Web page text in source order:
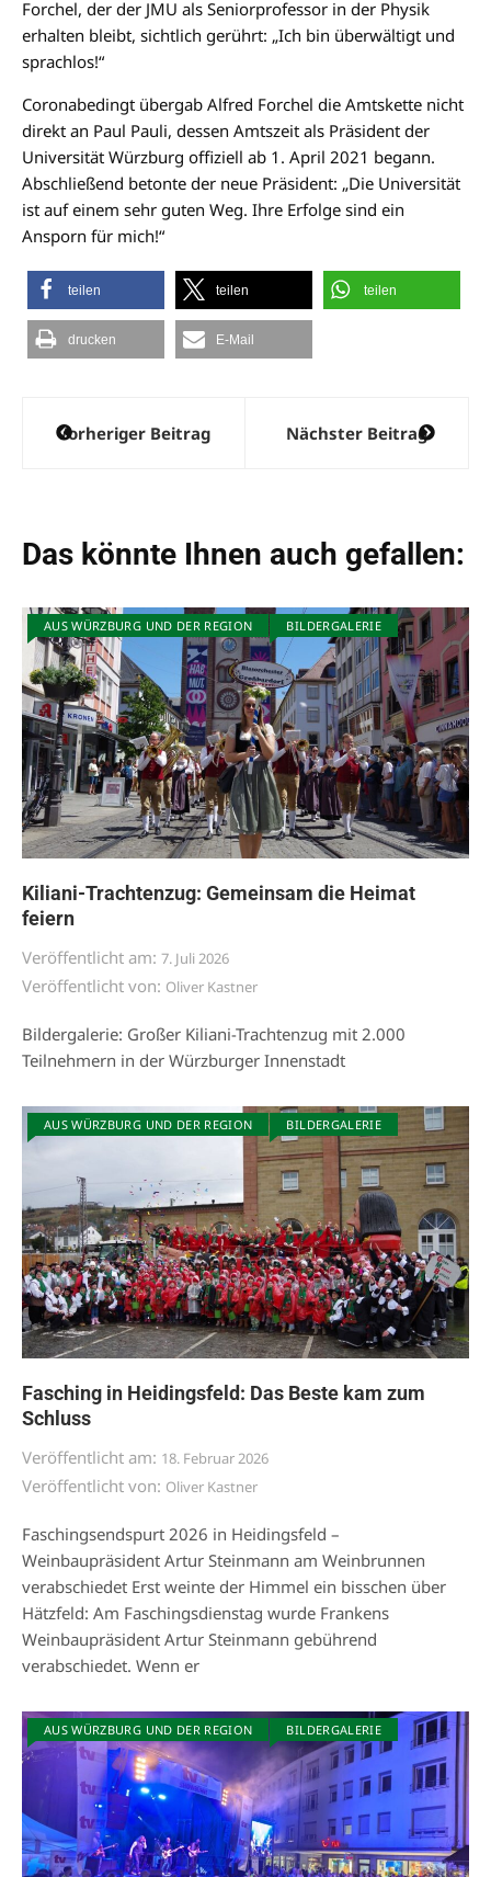
Forchel, der der JMU als Seniorprofessor in der Physik
erhalten bleibt, sichtlich gerührt: „Ich bin überwältigt und
sprachlos!“
Coronabedingt übergab Alfred Forchel die Amtskette nicht
direkt an Paul Pauli, dessen Amtszeit als Präsident der
Universität Würzburg offiziell ab 1. April 2021 begann.
Abschließend betonte der neue Präsident: „Die Universität
ist auf einem sehr guten Weg. Ihre Erfolge sind ein
Ansporn für mich!“
teilen teilen teilen
drucken E-Mail
Beitragsnavigation
Vorheriger Beitrag Nächster Beitrag
Das könnte Ihnen auch gefallen:
AUS WÜRZBURG UND DER REGION BILDERGALERIE
Kiliani-Trachtenzug: Gemeinsam die Heimat
feiern
Veröffentlicht am: 7. Juli 2026
Veröffentlicht von: Oliver Kastner
Bildergalerie: Großer Kiliani-Trachtenzug mit 2.000
Teilnehmern in der Würzburger Innenstadt
AUS WÜRZBURG UND DER REGION BILDERGALERIE
Fasching in Heidingsfeld: Das Beste kam zum
Schluss
Veröffentlicht am: 18. Februar 2026
Veröffentlicht von: Oliver Kastner
Faschingsendspurt 2026 in Heidingsfeld –
Weinbaupräsident Artur Steinmann am Weinbrunnen
verabschiedet Erst weinte der Himmel ein bisschen über
Hätzfeld: Am Faschingsdienstag wurde Frankens
Weinbaupräsident Artur Steinmann gebührend
verabschiedet. Wenn er
AUS WÜRZBURG UND DER REGION BILDERGALERIE